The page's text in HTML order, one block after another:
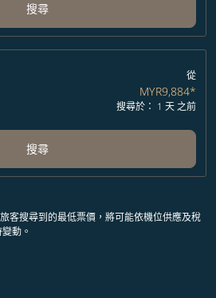
搜尋
從
MYR9,884*
搜尋於： 1 天 之前
搜尋
客搜尋到的最低票價，將可能依機位供應及稅
動。